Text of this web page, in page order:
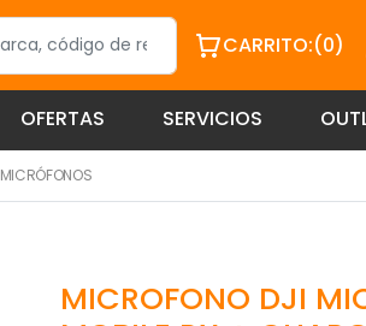
CARRITO:(0)
OFERTAS SERVICIOS
MICRÓFONOS
MICROFONO DJI